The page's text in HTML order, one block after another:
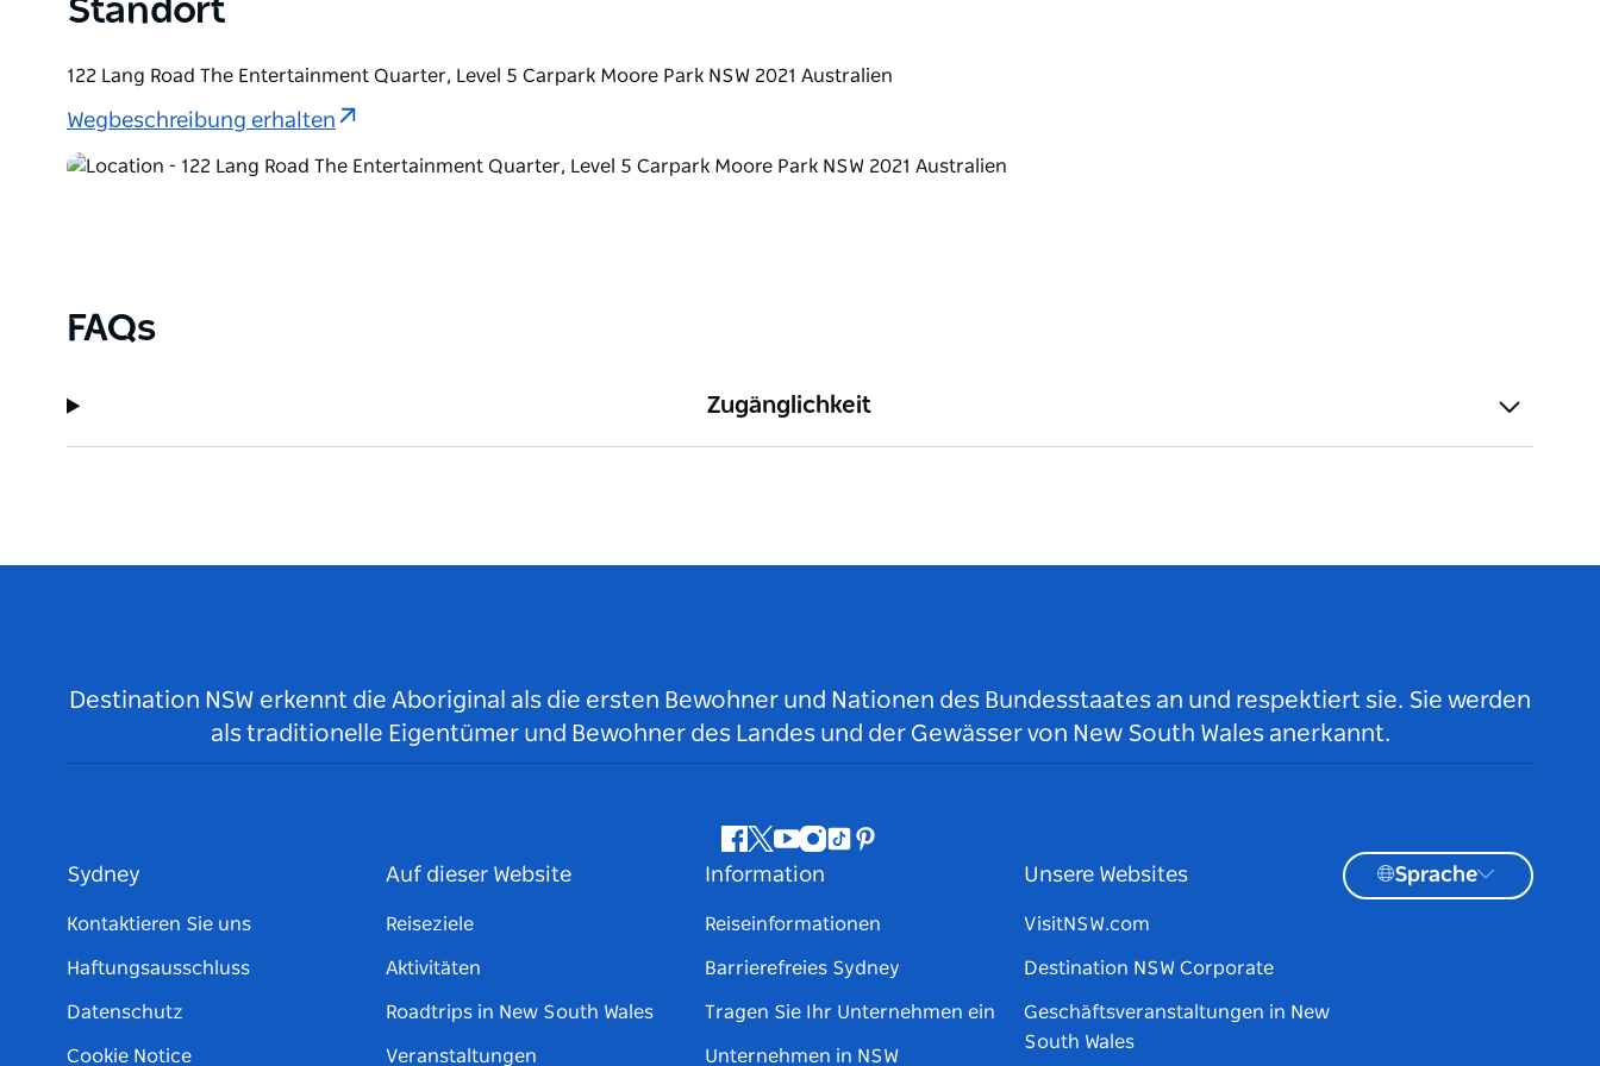
Standort
122 Lang Road The Entertainment Quarter, Level 5 Carpark Moore Park NSW 2021 Australien
Wegbeschreibung erhalten
FAQs
Zugänglichkeit
Destination NSW erkennt die Aboriginal als die ersten Bewohner und Nationen des Bundesstaates an und respektiert sie. Sie werden
als traditionelle Eigentümer und Bewohner des Landes und der Gewässer von New South Wales anerkannt.
Facebook
Twitter
YouTube
Instagram
TikTokPinterest
Sydney
Kontaktieren Sie uns
Haftungsausschluss
Datenschutz
Cookie Notice
Auf dieser Website
Reiseziele
Aktivitäten
Roadtrips in New South Wales
Veranstaltungen
Information
Reiseinformationen
Barrierefreies Sydney
Tragen Sie Ihr Unternehmen ein
Unternehmen in NSW
Unsere Websites
VisitNSW.com
Destination NSW Corporate
Geschäftsveranstaltungen in New
South Wales
Sprache